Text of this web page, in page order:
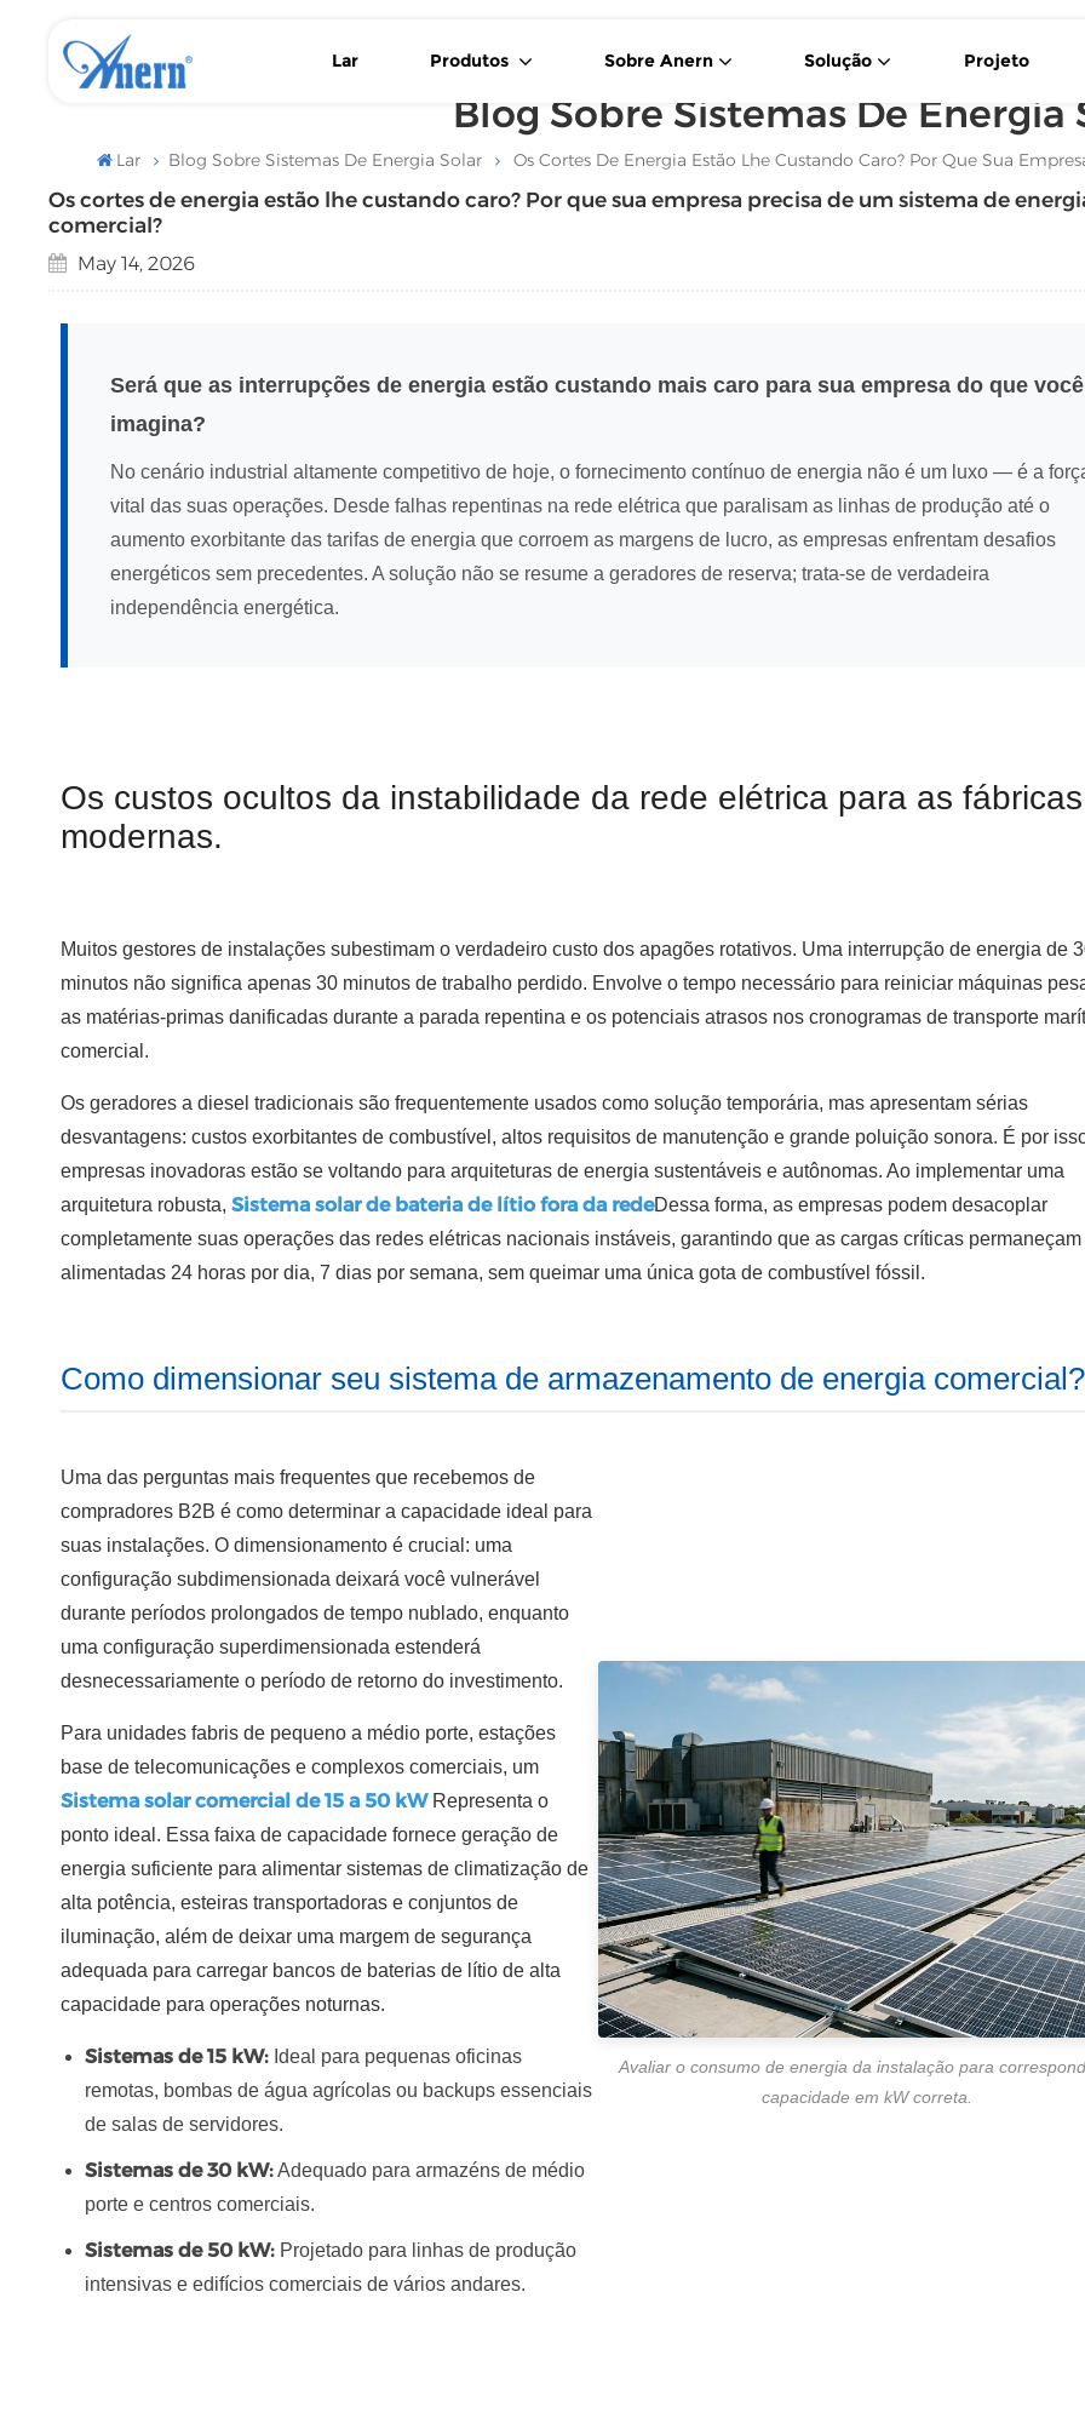
Lar Produtos Sobre Anern Solução Projeto
Blog Sobre Sistemas De Energia
Lar Blog Sobre Sistemas De Energia Solar Os Cortes De Energia Estão Lhe Custando Caro? Por Que Sua
Os cortes de energia estão lhe custando caro? Por que sua empresa precisa de um sistema de
comercial?
May 14, 2026
Será que as interrupções de energia estão custando mais caro para sua empresa do que você
imagina?
No cenário industrial altamente competitivo de hoje, o fornecimento contínuo de energia não é um luxo — é a
vital das suas operações. Desde falhas repentinas na rede elétrica que paralisam as linhas de produção até o
aumento exorbitante das tarifas de energia que corroem as margens de lucro, as empresas enfrentam desafios
energéticos sem precedentes. A solução não se resume a geradores de reserva; trata-se de verdadeira
independência energética.
Os custos ocultos da instabilidade da rede elétrica para as fábricas
modernas.
Muitos gestores de instalações subestimam o verdadeiro custo dos apagões rotativos. Uma interrupção de energia de
minutos não significa apenas 30 minutos de trabalho perdido. Envolve o tempo necessário para reiniciar máquinas
as matérias-primas danificadas durante a parada repentina e os potenciais atrasos nos cronogramas de transporte
comercial.
Os geradores a diesel tradicionais são frequentemente usados ​​como solução temporária, mas apresentam sérias
desvantagens: custos exorbitantes de combustível, altos requisitos de manutenção e grande poluição sonora. É por
empresas inovadoras estão se voltando para arquiteturas de energia sustentáveis ​​e autônomas. Ao implementar uma
arquitetura robusta,Sistema solar de bateria de lítio fora da redeDessa forma, as empresas podem desacoplar
completamente suas operações das redes elétricas nacionais instáveis, garantindo que as cargas críticas permaneçam
alimentadas 24 horas por dia, 7 dias por semana, sem queimar uma única gota de combustível fóssil.
Como dimensionar seu sistema de armazenamento de energia comercial?
Uma das perguntas mais frequentes que recebemos de
compradores B2B é como determinar a capacidade ideal para
suas instalações. O dimensionamento é crucial: uma
configuração subdimensionada deixará você vulnerável
durante períodos prolongados de tempo nublado, enquanto
uma configuração superdimensionada estenderá
desnecessariamente o período de retorno do investimento.
Para unidades fabris de pequeno a médio porte, estações
base de telecomunicações e complexos comerciais, um
Sistema solar comercial de 15 a 50 kWRepresenta o
ponto ideal. Essa faixa de capacidade fornece geração de
energia suficiente para alimentar sistemas de climatização de
alta potência, esteiras transportadoras e conjuntos de
iluminação, além de deixar uma margem de segurança
adequada para carregar bancos de baterias de lítio de alta
capacidade para operações noturnas.
Sistemas de 15 kW: Ideal para pequenas oficinas
remotas, bombas de água agrícolas ou backups essenciais
de salas de servidores.
Sistemas de 30 kW:Adequado para armazéns de médio
porte e centros comerciais.
Sistemas de 50 kW: Projetado para linhas de produção
intensivas e edifícios comerciais de vários andares.
Avaliar o consumo de energia da instalação para
capacidade em kW correta.